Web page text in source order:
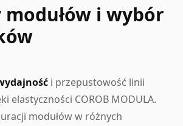
modułów i wybór
i przepustowość linii
elastyczności COROB MODULA.
modułów w różnych